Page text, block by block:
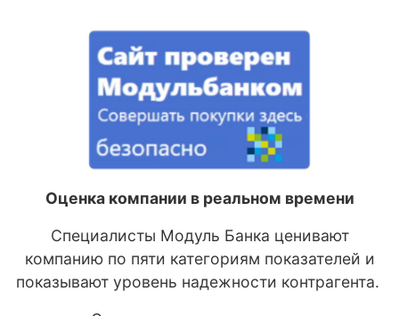
Оценка компании в реальном времени
Специалисты Модуль Банка ценивают
компанию по пяти категориям показателей и
показывают уровень надежности контрагента.